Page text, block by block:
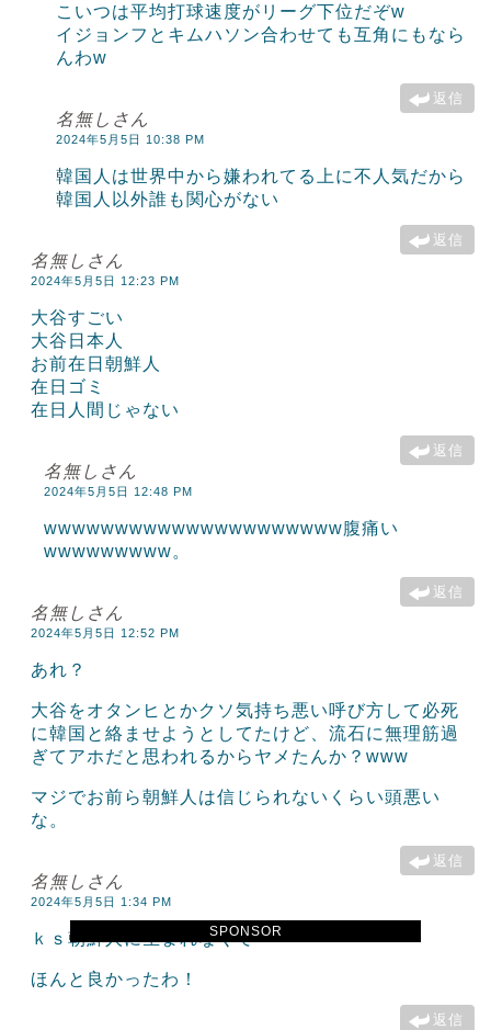
SPONSOR
こいつは平均打球速度がリーグ下位だぞw
イジョンフとキムハソン合わせても互角にもなら
んわw
返信
名無しさん
2024年5月5日 10:38 PM
韓国人は世界中から嫌われてる上に不人気だから
韓国人以外誰も関心がない
返信
名無しさん
2024年5月5日 12:23 PM
大谷すごい
大谷日本人
お前在日朝鮮人
在日ゴミ
在日人間じゃない
返信
名無しさん
2024年5月5日 12:48 PM
wwwwwwwwwwwwwwwwwwwww腹痛い
wwwwwwwww。
返信
名無しさん
2024年5月5日 12:52 PM
あれ？
大谷をオタンヒとかクソ気持ち悪い呼び方して必死
に韓国と絡ませようとしてたけど、流石に無理筋過
ぎてアホだと思われるからヤメたんか？www
マジでお前ら朝鮮人は信じられないくらい頭悪い
な。
返信
名無しさん
2024年5月5日 1:34 PM
ｋｓ朝鮮人に生まれなくて
ほんと良かったわ！
返信